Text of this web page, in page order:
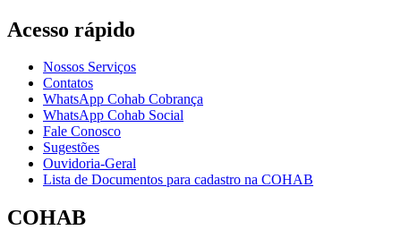
Acesso rápido
Nossos Serviços
Contatos
WhatsApp Cohab Cobrança
WhatsApp Cohab Social
Fale Conosco
Sugestões
Ouvidoria-Geral
Lista de Documentos para cadastro na COHAB
COHAB